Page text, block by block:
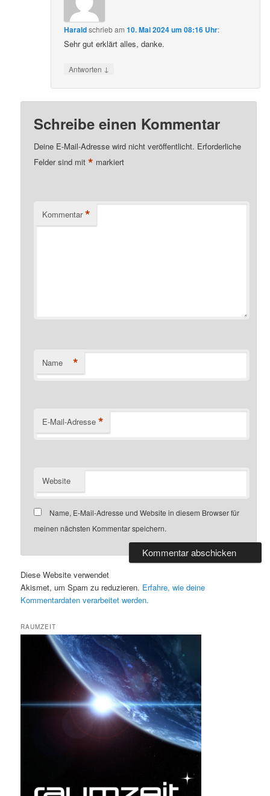
Haraldschriebam10. Mai 2024 um 08:16 Uhr:
Sehr gut erklärt alles, danke.
Antworten ↓
Schreibe einen Kommentar
Deine E-Mail-Adresse wird nicht veröffentlicht. Erforderliche
Felder sind mit* markiert
Kommentar *
Name *
E-Mail-Adresse *
Website
Name, E-Mail-Adresse und Website in diesem Browser für
meinen nächsten Kommentar speichern.
Diese Website verwendet
Akismet, um Spam zu reduzieren. Erfahre, wie deine
Kommentardaten verarbeitet werden.
RAUMZEIT